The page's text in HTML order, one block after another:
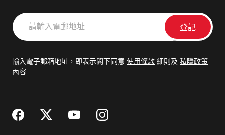
請
輸
郵
輸入電子郵箱地址，即表示閣下同意 使用條款 細則及 私隱政策
內容